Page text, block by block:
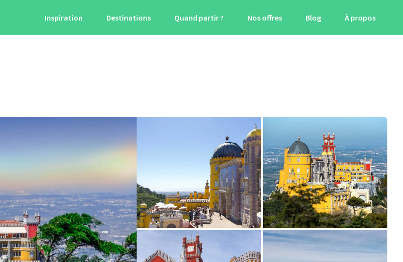
Inspiration Destinations Quand partir ? Nos offres Blog À propos